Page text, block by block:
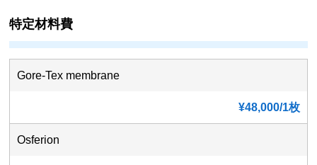
特定材料費
Gore-Tex membrane
¥48,000/1枚
Osferion